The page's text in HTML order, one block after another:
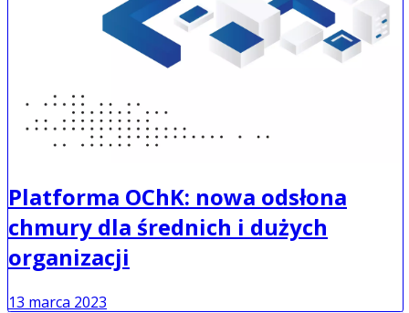
Platforma OChK: nowa odsłona
chmury dla średnich i dużych
organizacji
13 marca 2023